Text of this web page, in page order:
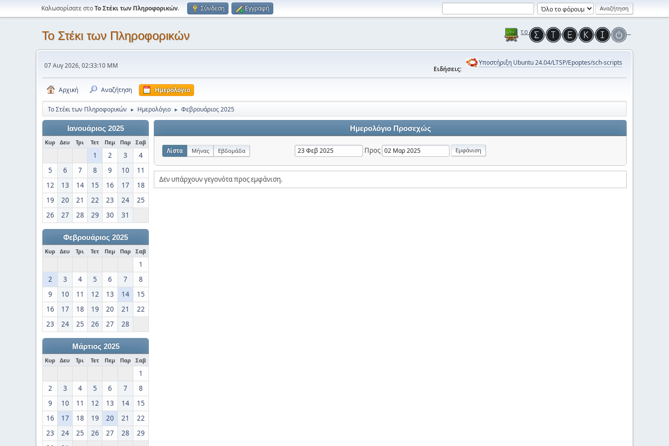
Καλωσορίσατε στοΤο Στέκι των Πληροφορικών. Σύνδεση Εγγραφή
Το Στέκι των Πληροφορικών
07 Αυγ 2026, 02:33:10 ΜΜ Ειδήσεις:
Υποστήριξη Ubuntu 24.04/LTSP/Epoptes/sch-scripts
Αρχική Αναζήτηση Ημερολόγιο
Το Στέκι των Πληροφορικών ► Ημερολόγιο ► Φεβρουάριος 2025
Ιανουάριος 2025
Κυρ Δευ Τρι Τετ Πεμ Παρ Σαβ
1 2 3
4
5
6 7 8 9 10
11
12
13 14 15 16 17
18
19
20 21 22 23 24
25
26
27 28 29 30 31
Φεβρουάριος 2025
Κυρ Δευ Τρι Τετ Πεμ Παρ Σαβ
1
2
3 4 5 6 7
8
9
10 11 12 13 14
15
16
17 18 19 20 21
22
23
24 25 26 27 28
Μάρτιος 2025
Κυρ Δευ Τρι Τετ Πεμ Παρ Σαβ
1
2
3 4 5 6 7
8
9
10 11 12 13 14
15
16
17 18 19 20 21
22
23
24 25 26 27 28
29
Ημερολόγιο Προσεχώς
Λίστα Μήνας Εβδομάδα Προς
Δεν υπάρχουν γεγονότα προς εμφάνιση.